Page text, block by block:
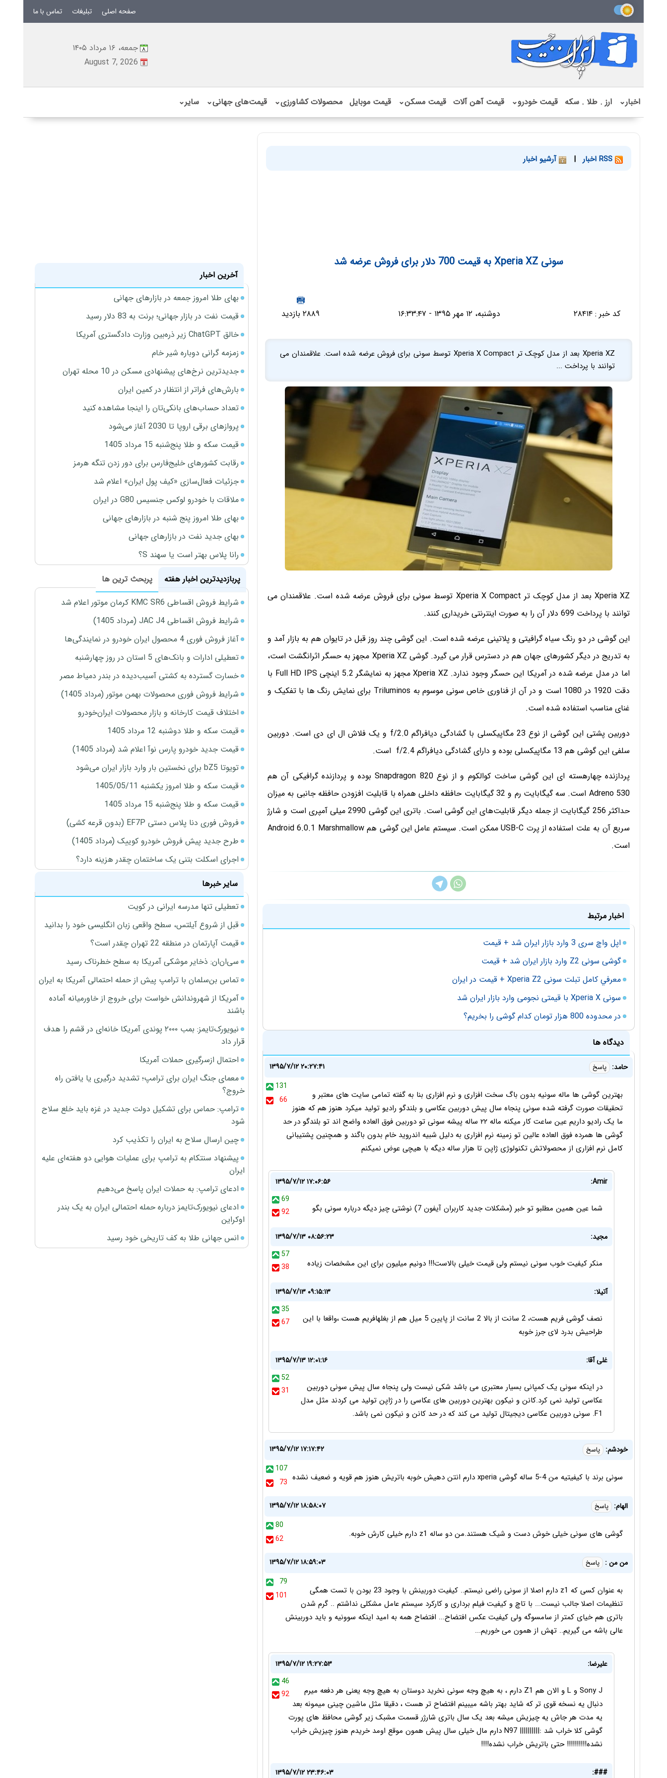
صفحه اصلی تبلیغات تماس با ما
جمعه، ۱۶ مرداد ۱۴۰۵
August 7, 2026
اخبار⌄ ارز . طلا . سکه قیمت خودرو⌄ قیمت آهن آلات قیمت مسکن⌄ قیمت موبایل محصولات کشاورزی⌄ قیمت‌های جهانی⌄ سایر⌄
| آرشیو اخبار
سونی Xperia XZ به قیمت 700 دلار برای فروش عرضه شد
کد خبر : ۲۸۴۱۴ دوشنبه، ۱۲ مهر ۱۳۹۵ - ۱۶:۳۳:۴۷ ۲۸۸۹ بازدید
Xperia XZ بعد از مدل کوچک تر Xperia X Compact توسط سونی برای فروش عرضه شده است. علاقمندان می
توانند با پرداخت ...
Xperia XZ بعد از مدل کوچک تر Xperia X Compact توسط سونی برای فروش عرضه شده است. علاقمندان می
توانند با پرداخت 699 دلار آن را به صورت اینترنتی خریداری کنند.
این گوشی در دو رنگ سیاه گرافیتی و پلاتینی عرضه شده است. این گوشی چند روز قبل در تایوان هم به بازار آمد و
به تدریج در دیگر کشورهای جهان هم در دسترس قرار می گیرد. گوشی Xperia XZ مجهز به حسگر اثرانگشت است،
اما در مدل عرضه شده در آمریکا این حسگر وجود ندارد. Xperia XZ مجهز به نمایشگر 5.2 اینچی Full HD IPS با
دقت 1920 در 1080 است و در آن از فناوری خاص سونی موسوم به Triluminos برای نمایش رنگ ها با تفکیک و
غنای مناسب استفاده شده است.
دوربین پشتی این گوشی از نوع 23 مگاپیکسلی با گشادگی دیافراگم f/2.0 و یک فلاش ال ای دی است. دوربین
سلفی این گوشی هم 13 مگاپیکسلی بوده و دارای گشادگی دیافراگم f/2.4 است.
پردازنده چهارهسته ای این گوشی ساخت کوالکوم و از نوع Snapdragon 820 بوده و پردازنده گرافیکی آن هم
Adreno 530 است. سه گیگابایت رم و 32 گیگابایت حافظه داخلی همراه با قابلیت افزودن حافظه جانبی به میزان
حداکثر 256 گیگابایت از جمله دیگر قابلیت‌های این گوشی است. باتری این گوشی 2990 میلی آمپری است و شارژ
سریع آن به علت استفاده از پرت USB-C ممکن است. سیستم عامل این گوشی هم Android 6.0.1 Marshmallow
است.
اخبار مرتبط
اپل واچ سری 3 وارد بازار ایران شد + قیمت
گوشی سونی Z2 وارد بازار ایران شد + قیمت
معرفي کامل تبلت سونی Xperia Z2 + قیمت در ایران
سونی Xperia X با قیمتی نجومی وارد بازار ایران شد
در محدوده 800 هزار تومان کدام گوشی را بخریم؟
دیدگاه ها
حامد: پاسخ
۱۳۹۵/۷/۱۲ ۲۰:۲۷:۴۱
131
66
بهترین گوشی ها ماله سونیه بدون باگ سخت افزاری و نرم افزاری بنا به گفته تمامی سایت های معتبر و
تحقیقات صورت گرفته شده سونی پنجاه سال پیش دوربین عکاسی و بلندگو رادیو تولید میکرد هنوز هم که هنوز
ما یک رادیو داریم عین ساعت کار میکنه ماله ۲۲ ساله پیشه سونی تو دوربین فوق العاده واضح اند تو بلندگو در حد
گوشی ها همرده فوق العاده عالین تو زمینه نرم افزاری به دلیل شبیه اندروید خام بدون باگند و همچنین پشتیبانی
کامل نرم افزاری از محصولاتش تکنولوژی ژاپن تا هزار ساله دیگه با هیچی عوض نمیکنم
Amir:
۱۳۹۵/۷/۱۲ ۱۷:۰۶:۵۶
69
92
شما عین همین مطلبو تو خبر (مشکلات جدید کاربران آیفون 7) نوشتی چیز دیگه درباره سونی بگو
مجید:
۱۳۹۵/۷/۱۳ ۰۸:۵۶:۲۳
57
38
منکر کیفیت خوب سونی نیستم ولی قیمت خیلی بالاست!!! دونیم میلیون برای این مشخصات زیاده
آتیلا:
۱۳۹۵/۷/۱۳ ۰۹:۱۵:۱۳
35
67
نصف گوشی فریم هست، 2 سانت از بالا 2 سانت از پایین 5 میل هم از بغلهافریم هست ،واقعا با این
طراحیش بدرد لای جرز خوبه
غلی آقا:
۱۳۹۵/۷/۱۳ ۱۲:۰۱:۱۶
52
31
در اینکه سونی یک کمپانی بسیار معتبری می باشد شکی نیست ولی پنجاه سال پیش سونی دوربین
عکاسی تولید نمی کرد.کانن و نیکون بهترین دوربین های عکاسی را در ژاپن توليد می کردند مثل مدل
F1. سونی دوربین عکاسی دیجیتال تولید می کند که در حد کانن و نیکون نمی باشد.
خودشم: پاسخ
۱۳۹۵/۷/۱۲ ۱۷:۱۷:۴۲
107
73
سونی برند با کیفیتیه من 4-5 ساله گوشی xperia دارم انتن دهیش خوبه باتریش هنوز هم قویه و ضعیف نشده
الهام: پاسخ
۱۳۹۵/۷/۱۲ ۱۸:۵۸:۰۷
80
62
گوشی های سونی خیلی خوش دست و شیک هستند.من دو ساله z1 دارم خیلی کارش خوبه.
من من : پاسخ
۱۳۹۵/۷/۱۲ ۱۸:۵۹:۰۳
79
101
به عنوان کسی که z1 دارم اصلا از سونی راضی نیستم.. کیفیت دوربینش با وجود 23 بودن با تست همگی
تنظیمات اصلا جالب نیست... با تاچ و کیفیت فیلم برداری و کارکرد سیستم عامل مشکلی نداشتم .. گرم شدن
باتری هم خیای کمتر از سامسوگه ولی کیفیت عکس افتضاح... افتضاح همه به امید اینکه سوونیه و باید دوربینش
عالی باشه می گیریم.. تهش از همون می خوریم...
علیرضا:
۱۳۹۵/۷/۱۲ ۱۹:۲۷:۵۳
46
92
Sony J و L و الان هم Z1 دارم ، به هیچ وجه سونی نخرید دوستان به هیچ وجه یعنی هر دفعه میرم
دنبال یه نسخه قوی تر که شاید بهتر باشه میبینم افتضاح تر هست ، دقیقا مثل ماشین چینی میمونه بعد
یه مدت هر جاش یه چیزیش میشه بعد یک سال باتری شارژر قسمت مشبک زیر گوشی محافظ های پورت
گوشی کلا خراب شد :|||||||||| N97 دارم مال خیلی سال پیش همون موقع اومد خریدم هنوز چیزیش خراب
نشده!!!!!!!!!! حتی باتریش خراب نشده!!!!
###: ۱۳۹۵/۷/۱۲ ۲۳:۴۶:۰۳
آخرین اخبار
بهای طلا امروز جمعه در بازارهای جهانی
قیمت نفت در بازار جهانی؛ برنت به 83 دلار رسید
خالق ChatGPT زیر ذره‌بین وزارت دادگستری آمریکا
زمزمه گرانی دوباره شیر خام
جدیدترین نرخ‌های پیشنهادی مسکن در 10 محله تهران
بارش‌های فراتر از انتظار در کمین ایران
تعداد حساب‌های بانکی‌تان را اینجا مشاهده کنید
پروازهای برقی اروپا تا 2030 آغاز می‌شود
قیمت سکه و طلا پنج‌شنبه 15 مرداد 1405
رقابت کشورهای خلیج‌فارس برای دور زدن تنگه هرمز
جزئیات فعال‌سازی «کیف پول ایران» اعلام شد
ملاقات با خودرو لوکس جنسیس G80 در ایران
بهای طلا امروز پنج شنبه در بازارهای جهانی
بهای جدید نفت در بازارهای جهانی
رانا پلاس بهتر است یا سهند S؟
پربازدیدترین اخبار هفته
پربحث ترین ها
شرایط فروش اقساطی KMC SR6 کرمان موتور اعلام شد
شرایط فروش اقساطی JAC J4 (مرداد 1405)
آغاز فروش فوری 4 محصول ایران خودرو در نمایندگی‌ها
تعطیلی ادارات و بانک‌های 5 استان در روز چهارشنبه
خسارت گسترده به کشتی آسیب‌دیده در بندر دمیاط مصر
شرایط فروش فوری محصولات بهمن موتور (مرداد 1405)
اختلاف قیمت کارخانه و بازار محصولات ایران‌خودرو
قیمت سکه و طلا دوشنبه 12 مرداد 1405
قیمت جدید خودرو پارس نوآ اعلام شد (مرداد 1405)
تویوتا bZ5 برای نخستین بار وارد بازار ایران می‌شود
قیمت سکه و طلا امروز یکشنبه 1405/05/11
قیمت سکه و طلا پنج‌شنبه 15 مرداد 1405
فروش فوری دنا پلاس دستی EF7P (بدون قرعه کشی)
طرح جدید پیش فروش خودرو کوییک (مرداد 1405)
اجرای اسکلت بتنی یک ساختمان چقدر هزینه دارد؟
سایر خبرها
تعطیلی تنها مدرسه ایرانی در کویت
قبل از شروع آیلتس، سطح واقعی زبان انگلیسی خود را بدانید
قیمت آپارتمان در منطقه 22 تهران چقدر است؟
سی‌ان‌ان: ذخایر موشکی آمریکا به سطح خطرناک رسید
تماس بن‌سلمان با ترامپ پیش از حمله احتمالی آمریکا به ایران
آمریکا از شهروندانش خواست برای خروج از خاورمیانه آماده
باشند
نیویورک‌تایمز: بمب ۲۰۰۰ پوندی آمریکا خانه‌ای در قشم را هدف
قرار داد
احتمال ازسرگیری حملات آمریکا
معمای جنگ ایران برای ترامپ؛ تشدید درگیری یا یافتن راه
خروج؟
ترامپ: حماس برای تشکیل دولت جدید در غزه باید خلع سلاح
شود
چین ارسال سلاح به ایران را تکذیب کرد
پیشنهاد سنتکام به ترامپ برای عملیات هوایی دو هفته‌ای علیه
ایران
ادعای ترامپ: به حملات ایران پاسخ می‌دهیم
ادعای نیویورک‌تایمز درباره حمله احتمالی ایران به یک بندر
اوکراین
انس جهانی طلا به کف تاریخی خود رسید